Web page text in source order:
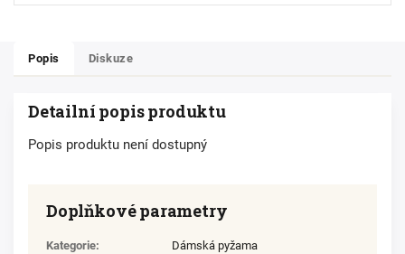
Popis Diskuze
Detailní popis produktu
Popis produktu není dostupný
Doplňkové parametry
Kategorie: Dámská pyžama